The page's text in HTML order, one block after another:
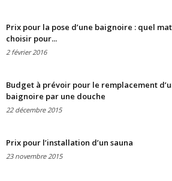
Prix pour la pose d’une baignoire : quel
choisir pour...
2 février 2016
Budget à prévoir pour le remplacement
baignoire par une douche
22 décembre 2015
Prix pour l’installation d’un sauna
23 novembre 2015